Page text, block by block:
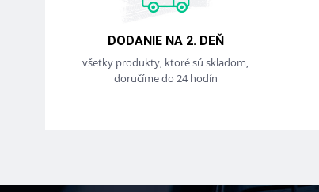
DODANIE NA 2. DEŇ
všetky produkty, ktoré sú skladom,
doručíme do 24 hodín